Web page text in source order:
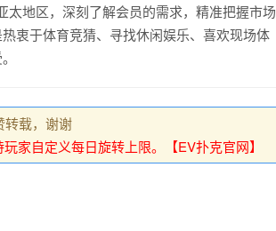
太地区，深刻了解会员的需求，精准把握市场
衷于体育竞猜、寻找休闲娱乐、喜欢现场体
转载，谢谢
家自定义每日旋转上限。【EV扑克官网】